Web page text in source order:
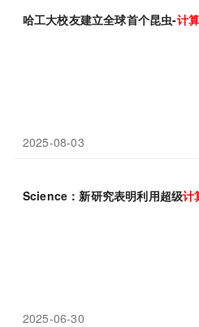
哈工大校友建立全球首个昆虫-计
2025-08-03
Science：新研究表明利用超级计
2025-06-30